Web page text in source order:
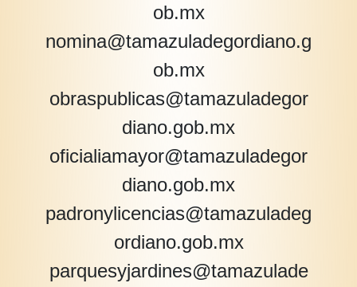
ob.mx
nomina@tamazuladegordiano.g
ob.mx
obraspublicas@tamazuladegor
diano.gob.mx
oficialiamayor@tamazuladegor
diano.gob.mx
padronylicencias@tamazuladeg
ordiano.gob.mx
parquesyjardines@tamazulade